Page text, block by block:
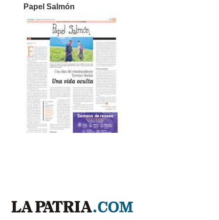
Papel Salmón